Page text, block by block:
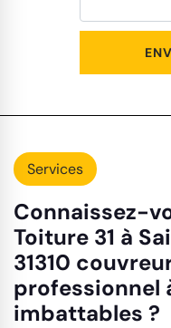
Services
Connaissez-
Toiture 31 à
31310
professionnel
imbattables ?